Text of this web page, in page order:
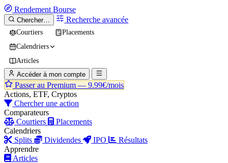
Rendement Bourse
Chercher… Recherche avancée
Courtiers
Placements
Calendriers
Articles
Accéder à mon compte
Passer au Premium — 9.99€/mois
Actions, ETF, Cryptos
Chercher une action
Comparateurs
Courtiers
Placements
Calendriers
Splits
Dividendes IPO
Résultats
Apprendre
Articles